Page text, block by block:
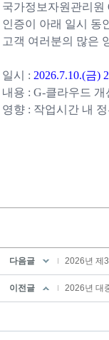
국가정보자원관리원
인증이 아래 일시 동
고객 여러분의 많은
일시 : 2026.7.10.(금)
내용 : G-클라우드 개
영향 : 작업시간 내
다음글 2026년 제
이전글 2026년 대